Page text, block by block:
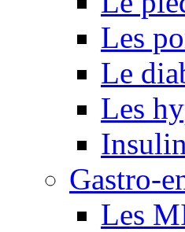
Les
Le
Les
Gastro-
Les